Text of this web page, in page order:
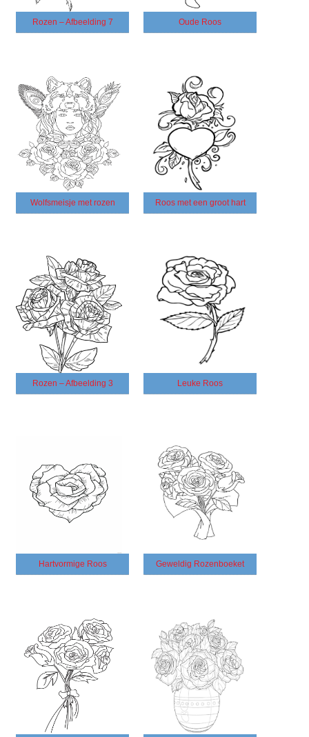
Rozen – Afbeelding 7 Oude Roos
Wolfsmeisje met rozen Roos met een groot hart
Rozen – Afbeelding 3 Leuke Roos
Hartvormige Roos Geweldig Rozenboeket